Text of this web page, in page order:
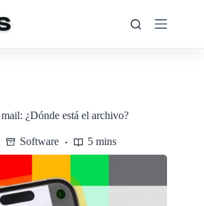
¿Dónde está el archivo?
Software 5 mins